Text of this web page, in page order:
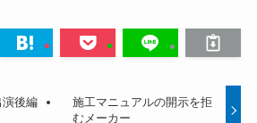
後編
施工マニュアルの開示を拒
むメーカー